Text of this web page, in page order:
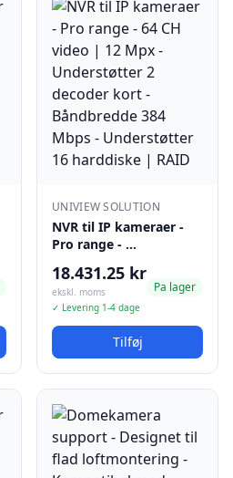
UNIVIEW SOLUTION
NVR til IP kameraer -
Pro range - …
18.431.25 kr
ekskl. moms
✓ Levering 1-4 dage
Pa lager
Tilføj